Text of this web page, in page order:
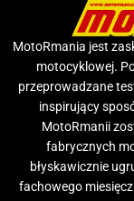
MotoRmania jest
motocyklowej.
przeprowadzane
inspirujący
MotoRmanii
fabrycznych
błyskawicznie
fachowego